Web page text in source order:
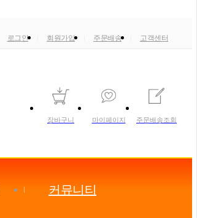
로그인 회원가입 주문배송 고객센터
장바구니 마이페이지 주문배송조회
커뮤니티